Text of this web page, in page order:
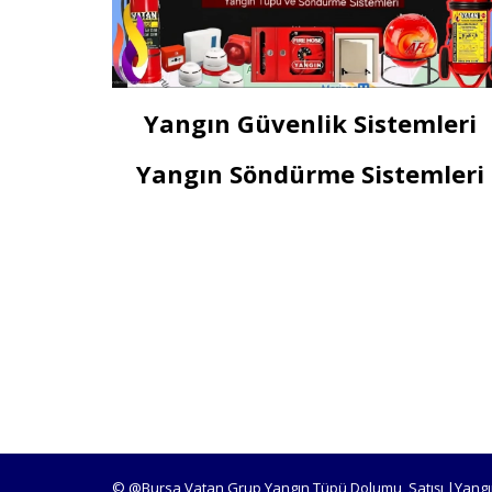
Yangın Güvenlik Sistemleri
Yangın Söndürme Sistemleri
© @Bursa Vatan Grup Yangın Tüpü Dolumu, Satışı